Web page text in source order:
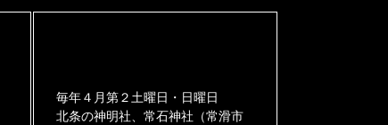
毎年４月第２土曜日・日曜日
北条の神明社、常石神社（常滑市